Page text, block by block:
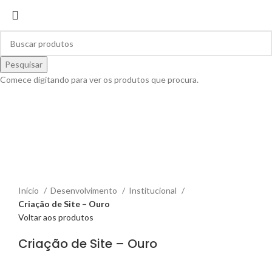
Início
Desenvolvimento
Institucional
Criação de Site – Ouro
Voltar aos produtos
Criação de Site – Ouro
Pesquisar
Comece digitando para ver os produtos que procura.